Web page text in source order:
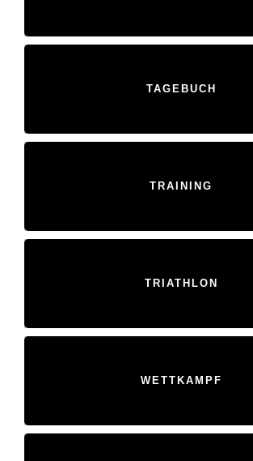
TAGEBUCH
TRAINING
TRIATHLON
WETTKAMPF